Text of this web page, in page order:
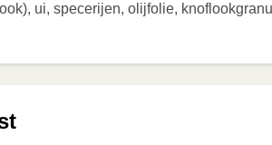
ui, specerijen, olijfolie,